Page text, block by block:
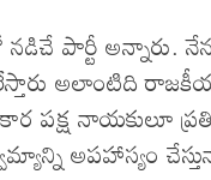
పార్టీ అన్నారు.
లేస్తారు అలాంటిది
నాయకులూ
అపహాస్యం